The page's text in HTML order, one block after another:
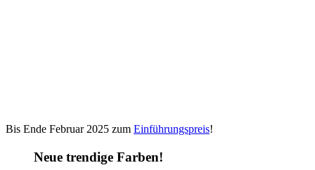
Bis Ende Februar 2025 zum Einführungspreis!
Neue trendige Farben!